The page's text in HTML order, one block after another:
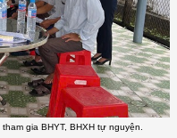
gia BHYT, BHXH tự nguyện.